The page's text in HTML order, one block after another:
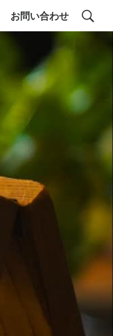
お問い合わせ